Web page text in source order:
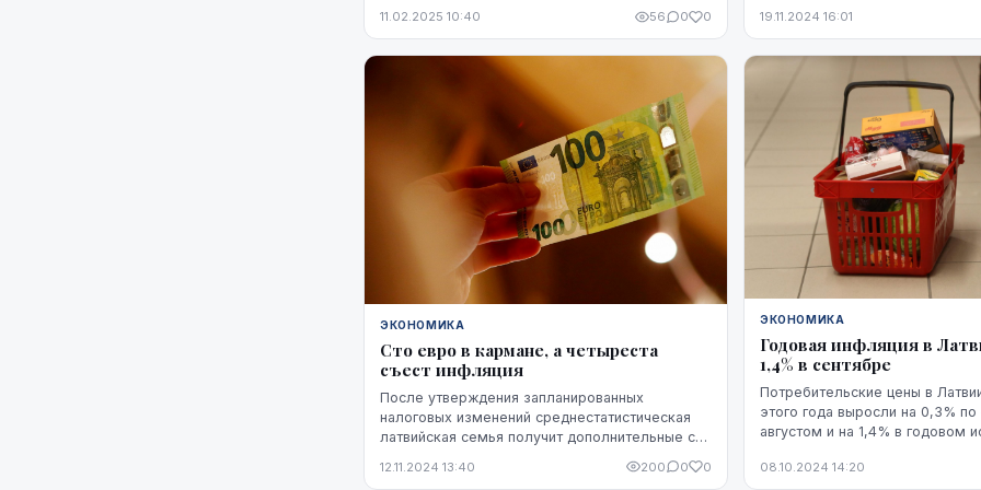
11.02.2025 10:40 56 0 0 19.11.2024 16:01
ЭКОНОМИКА
Сто евро в кармане, а четыреста
съест инфляция
После утверждения запланированных
налоговых изменений среднестатистическая
латвийская семья получит дополнительные сто
налоги и инфляция съедят их четырехкратн...
12.11.2024 13:40 200 0 0
ЭКОНОМИКА
Годовая инфляция в
1,4% в сентябре
Потребительские цены в
этого года выросли на 0,3%
августом и на 1,4% в годовом
сентябрем 2023 года, тогда
08.10.2024 14:20